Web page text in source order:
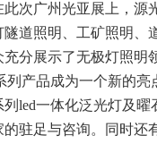
此次广州光亚展上， 源
隧道照明、工矿照明、
充分展示了无极灯照明
列产品成为一个新的
led一体化泛光灯及曜
的驻足与咨询。同时还